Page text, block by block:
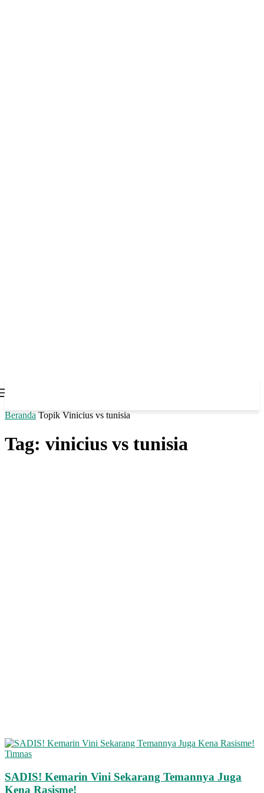
Beranda Topik Vinicius vs tunisia
Tag: vinicius vs tunisia
Timnas
SADIS! Kemarin Vini Sekarang Temannya Juga
Kena Rasisme!